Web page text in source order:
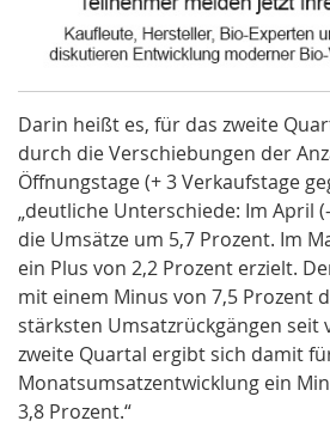
Darin heißt es, für das zweite
durch die Verschiebungen der
Öffnungstage (+ 3 Verkaufstage
„deutliche Unterschiede: Im April
die Umsätze um 5,7 Prozent. Im
ein Plus von 2,2 Prozent erzielt.
mit einem Minus von 7,5 Prozent
stärksten Umsatzrückgängen seit
zweite Quartal ergibt sich damit
Monatsumsatzentwicklung ein
3,8 Prozent.“